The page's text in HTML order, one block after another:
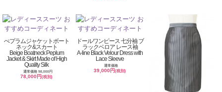
ぺプラムジャケットボート
ネック&スカート
Beige Boatneck Peplum
Jacket & Skirt Made of High
Quality Silk
通常価格 98,000円
78,000円(税別)
ドールワンピース 七分袖 ブ
ラックベロア レース袖
A-line Black Velour Dress with
Lace Sleeve
通常価格
39,000円(税別)